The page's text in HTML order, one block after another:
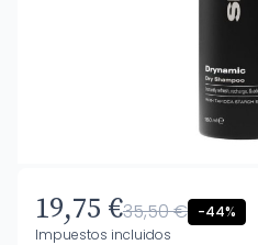
19,75 €35,50 € -44%
Impuestos incluidos